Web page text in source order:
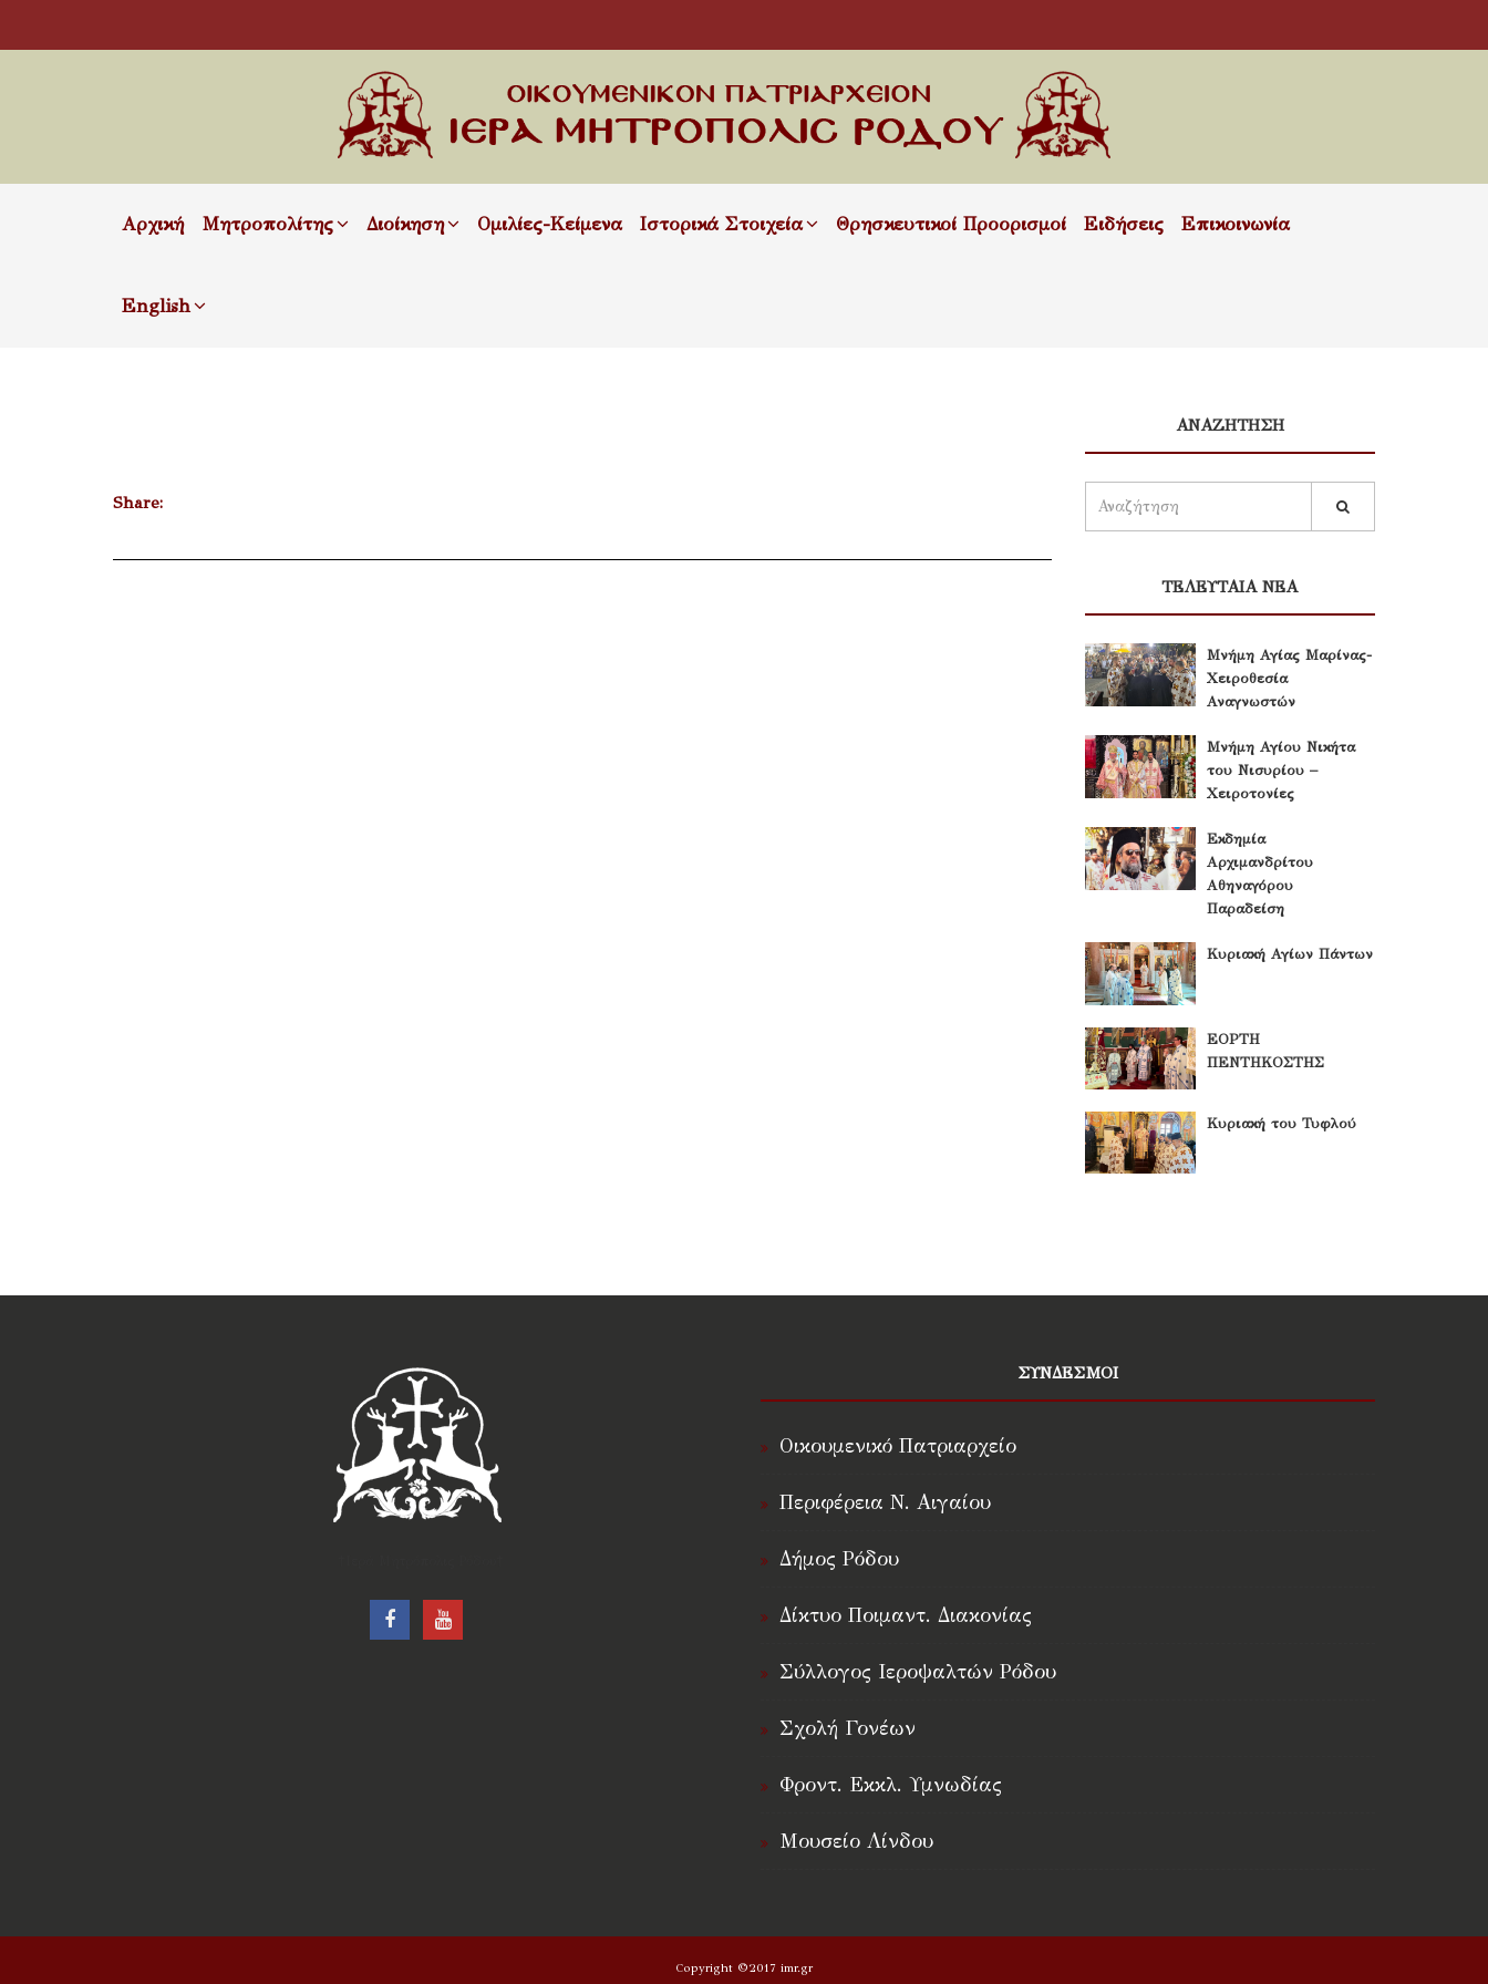
Αρχική Μητροπολίτης Διοίκηση Ομιλίες-Κείμενα Ιστορικά Στοιχεία Θρησκευτικοί Προορισμοί Ειδήσεις Επικοινωνία
English
Share:
ΑΝΑΖΗΤΗΣΗ
ΤΕΛΕΥΤΑΙΑ ΝΕΑ
Μνήμη Αγίας Μαρίνας-
Χειροθεσία
Αναγνωστών
Μνήμη Αγίου Νικήτα
του Νισυρίου –
Χειροτονίες
Εκδημία
Αρχιμανδρίτου
Αθηναγόρου
Παραδείση
Κυριακή Αγίων Πάντων
ΕΟΡΤΗ
ΠΕΝΤΗΚΟΣΤΗΣ
Κυριακή του Τυφλού
ΣΥΝΔΕΣΜΟΙ
Οικουμενικό Πατριαρχείο
Περιφέρεια Ν. Αιγαίου
Δήμος Ρόδου
Δίκτυο Ποιμαντ. Διακονίας
Σύλλογος Ιεροψαλτών Ρόδου
Σχολή Γονέων
Φροντ. Εκκλ. Υμνωδίας
Μουσείο Λίνδου
Copyright ©2017 imr.gr